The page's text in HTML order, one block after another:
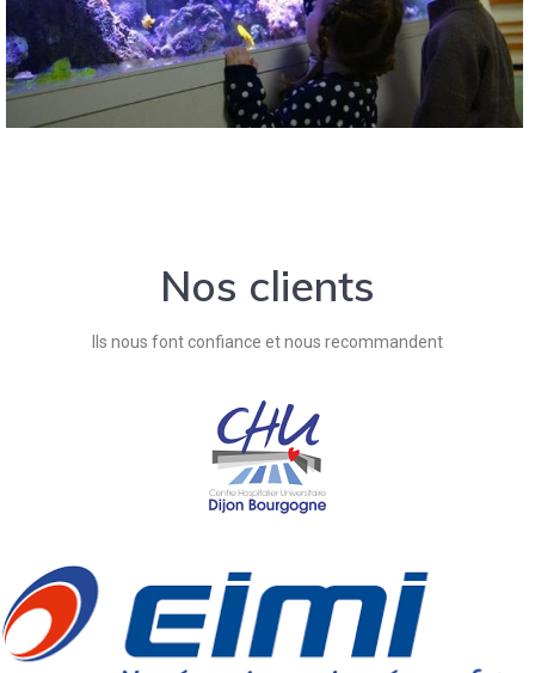
Nos clients
Ils nous font confiance et nous recommandent